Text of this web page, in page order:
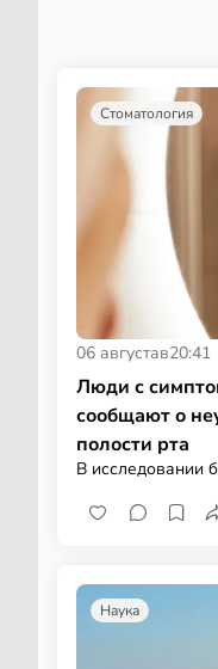
Стоматология
06 августав20:41
Люди с
сообщают о
полости рта
В исследовании
Наука